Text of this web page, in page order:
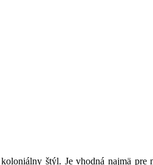
štýl. Je vhodná najmä